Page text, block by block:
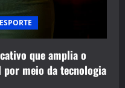
que amplia o
por meio da tecnologia